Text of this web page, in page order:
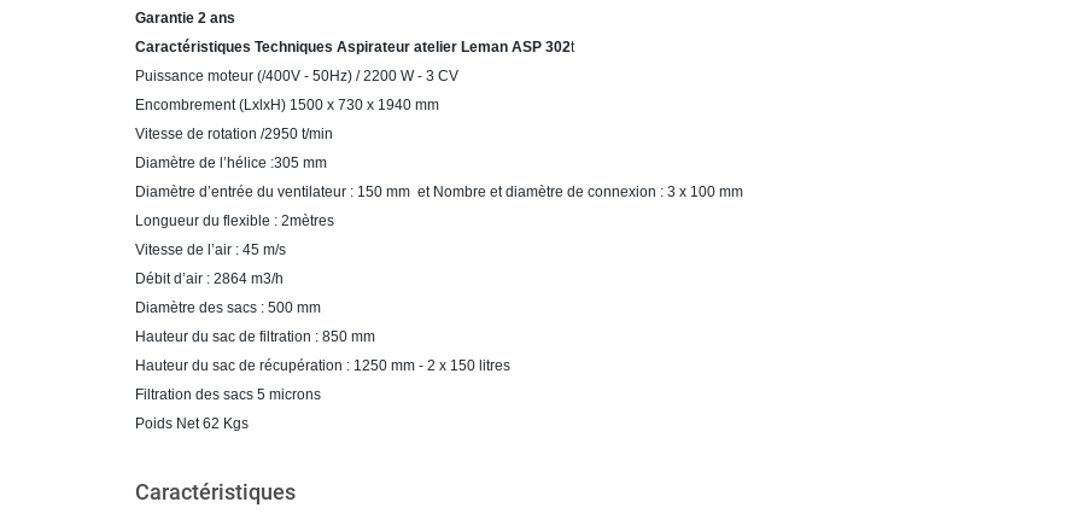
Garantie 2 ans
Caractéristiques Techniques Aspirateur atelier Leman ASP 302t
Puissance moteur (/400V - 50Hz) / 2200 W - 3 CV
Encombrement (LxlxH) 1500 x 730 x 1940 mm
Vitesse de rotation /2950 t/min
Diamètre de l’hélice :305 mm
Diamètre d’entrée du ventilateur : 150 mm et Nombre et diamètre de connexion : 3 x 100 mm
Longueur du flexible : 2mètres
Vitesse de l’air : 45 m/s
Débit d’air : 2864 m3/h
Diamètre des sacs : 500 mm
Hauteur du sac de filtration : 850 mm
Hauteur du sac de récupération : 1250 mm - 2 x 150 litres
Filtration des sacs 5 microns
Poids Net 62 Kgs
Caractéristiques